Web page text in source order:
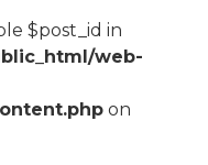
$post_id in
web-
on